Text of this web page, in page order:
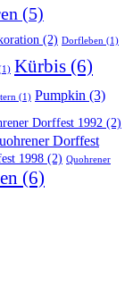
(5)
(2) Dorfleben (1)
Kürbis (6)
(1) Pumpkin (3)
Dorffest 1992 (2)
Dorffest
1998 (2) Quohrener
(6)